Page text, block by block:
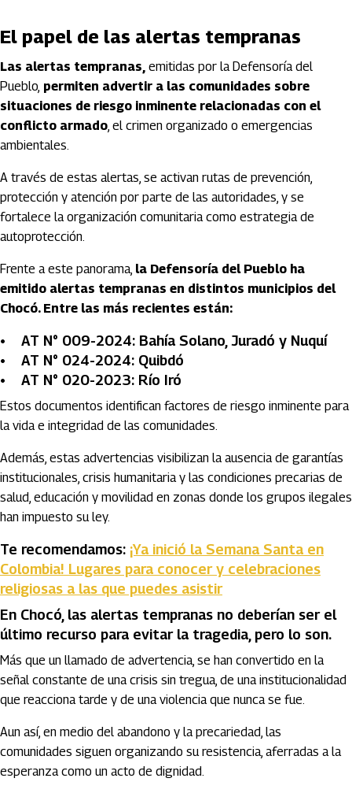
El papel de las alertas tempranas
Las alertas tempranas, emitidas por la Defensoría del
Pueblo, permiten advertir a las comunidades sobre
situaciones de riesgo inminente relacionadas con el
conflicto armado, el crimen organizado o emergencias
ambientales.
A través de estas alertas, se activan rutas de prevención,
protección y atención por parte de las autoridades, y se
fortalece la organización comunitaria como estrategia de
autoprotección.
Frente a este panorama, la Defensoría del Pueblo ha
emitido alertas tempranas en distintos municipios del
Chocó. Entre las más recientes están:
• AT N° 009-2024: Bahía Solano, Juradó y Nuquí
• AT N° 024-2024: Quibdó
• AT N° 020-2023: Río Iró
Estos documentos identifican factores de riesgo inminente para
la vida e integridad de las comunidades.
Además, estas advertencias visibilizan la ausencia de garantías
institucionales, crisis humanitaria y las condiciones precarias de
salud, educación y movilidad en zonas donde los grupos ilegales
han impuesto su ley.
Te recomendamos: ¡Ya inició la Semana Santa en
Colombia! Lugares para conocer y celebraciones
religiosas a las que puedes asistir
En Chocó, las alertas tempranas no deberían ser el
último recurso para evitar la tragedia, pero lo son.
Más que un llamado de advertencia, se han convertido en la
señal constante de una crisis sin tregua, de una institucionalidad
que reacciona tarde y de una violencia que nunca se fue.
Aun así, en medio del abandono y la precariedad, las
comunidades siguen organizando su resistencia, aferradas a la
esperanza como un acto de dignidad.